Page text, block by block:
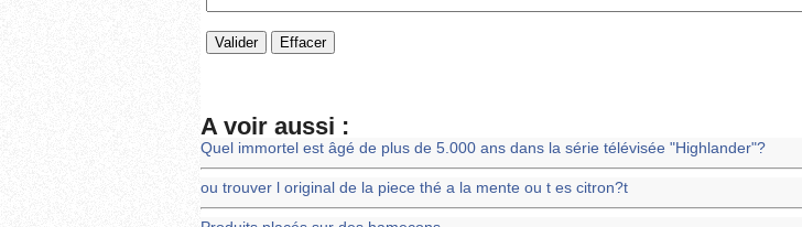
A voir aussi :
Quel immortel est âgé de plus de 5.000 ans dans la série télévisée "Highlander"?
ou trouver l original de la piece thé a la mente ou t es citron?t